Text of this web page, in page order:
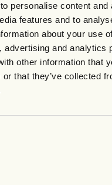
personalise content and
features and to
about your use
advertising and analytics
other information that
or that they’ve collected
unikt arrangemang, och
jobbar under matchen.
inte nämnt varje
uppskattar er alla! Och
på att själv bidra
så är du varmt
är något särskilt
Vi ses på Gamla Ullevi!